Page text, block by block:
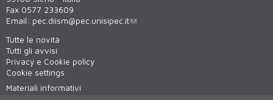
Fax 0577 233609
Email: pec.diism@pec.unisipec.it
Tutte le novità
Tutti gli avvisi
Privacy e Cookie policy
Cookie settings
Materiali informativi